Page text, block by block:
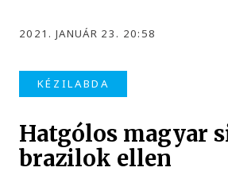
2021. JANUÁR 23. 20:58
KÉZILABDA
Hatgólos magyar
brazilok ellen